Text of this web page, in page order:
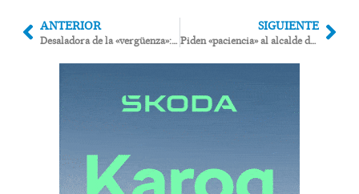
ANTERIOR
Desaladora de la «vergüenza»: Una obra de «emergencia» sin hacer 13 años después de su inundación
SIGUIENTE
Piden «paciencia» al alcalde de Cuevas con la reconstrucción del puente de Los Lobos arrasado en la riada de 2012